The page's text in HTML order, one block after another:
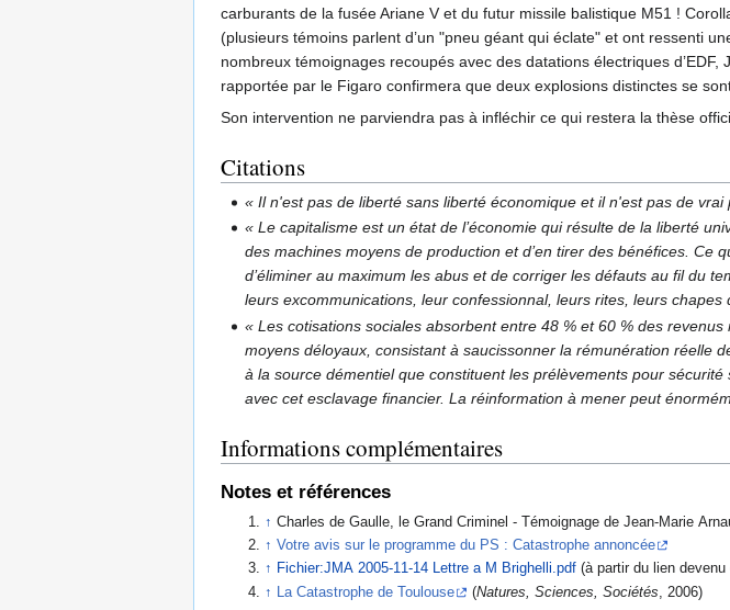
carburants de la fusée Ariane V et du futur missile balistique M51 !
(plusieurs témoins parlent d’un "pneu géant qui éclate" et ont ressenti
nombreux témoignages recoupés avec des datations électriques
rapportée par le Figaro confirmera que deux explosions distinctes se
Son intervention ne parviendra pas à infléchir ce qui restera la thèse
Citations
« Il n'est pas de liberté sans liberté économique et il n'est pas de
« Le capitalisme est un état de l’économie qui résulte de la liberté
des machines moyens de production et d’en tirer des bénéfices. Ce
d’éliminer au maximum les abus et de corriger les défauts au fil du
leurs excommunications, leur confessionnal, leurs rites, leurs chapes
« Les cotisations sociales absorbent entre 48 % et 60 % des
moyens déloyaux, consistant à saucissonner la rémunération réelle
à la source démentiel que constituent les prélèvements pour
avec cet esclavage financier. La réinformation à mener peut
Informations complémentaires
Notes et références
↑ Charles de Gaulle, le Grand Criminel - Témoignage de Jean-Marie
↑ Votre avis sur le programme du PS : Catastrophe annoncée
↑ Fichier:JMA 2005-11-14 Lettre a M Brighelli.pdf (à partir du lien
↑
La Catastrophe de Toulouse (Natures, Sciences, Sociétés , 2006)